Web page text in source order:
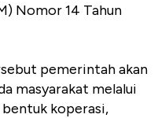
Nomor 14 Tahun
pemerintah akan
masyarakat melalui
bentuk koperasi,